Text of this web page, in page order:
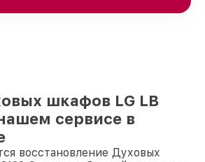
шкафов LG LB
сервисе в
восстановление Духовых